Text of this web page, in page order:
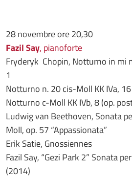
28 novembre ore 20,30
Fazil Say, pianoforte
Fryderyk Chopin, Notturno in mi
1
Notturno n. 20 cis-Moll KK IVa,
Notturno c-Moll KK IVb, 8 (op.
Ludwig van Beethoven, Sonata
Moll, op. 57 “Appassionata”
Erik Satie, Gnossiennes
Fazil Say, “Gezi Park 2” Sonata
(2014)